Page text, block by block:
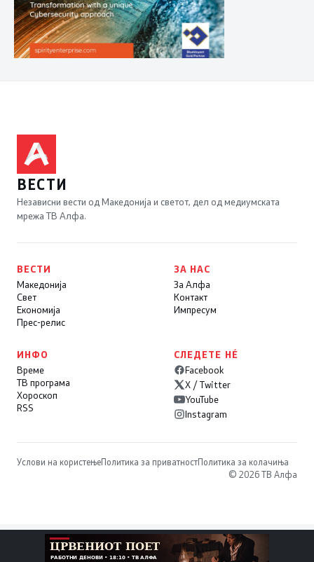
ВЕСТИ
Независни вести од Македонија и светот, дел од медиумската
мрежа ТВ Алфа.
ВЕСТИ
Македонија
Свет
Економија
Прес-релис
ЗА НАС
За Алфа
Контакт
Импресум
ИНФО
Време
ТВ програма
Хороскоп
RSS
СЛЕДЕТЕ НÉ
Facebook
X / Twitter
YouTube
Instagram
Услови на користењеПолитика за приватностПолитика за колачиња
© 2026 ТВ Алфа